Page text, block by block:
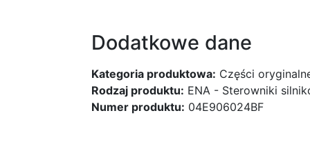
Dodatkowe dane
Kategoria produktowa: Części
Rodzaj produktu: ENA - Sterowniki
Numer produktu: 04E906024BF